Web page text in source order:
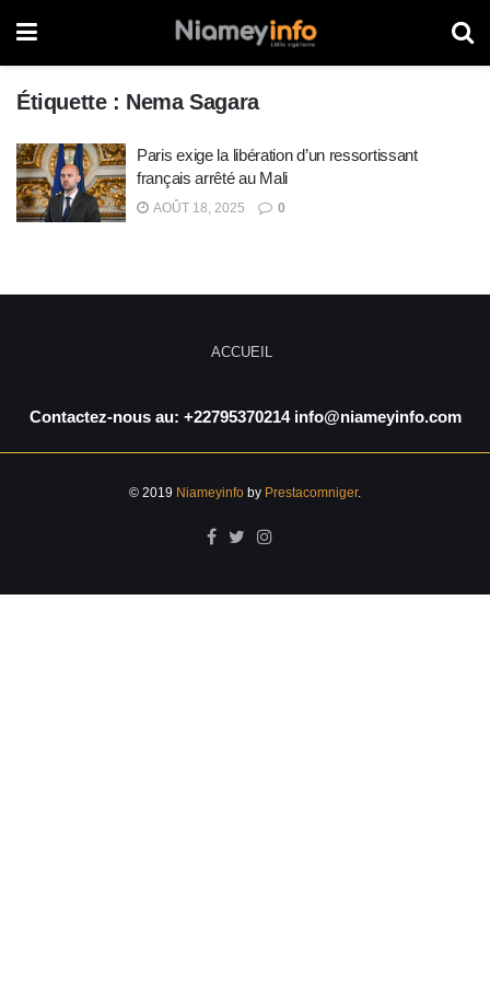
Étiquette : Nema Sagara
Paris exige la libération d’un ressortissant
français arrêté au Mali
AOÛT 18, 2025 0
ACCUEIL
Contactez-nous au: +22795370214 info@niameyinfo.com
© 2019 Niameyinfo by Prestacomniger.